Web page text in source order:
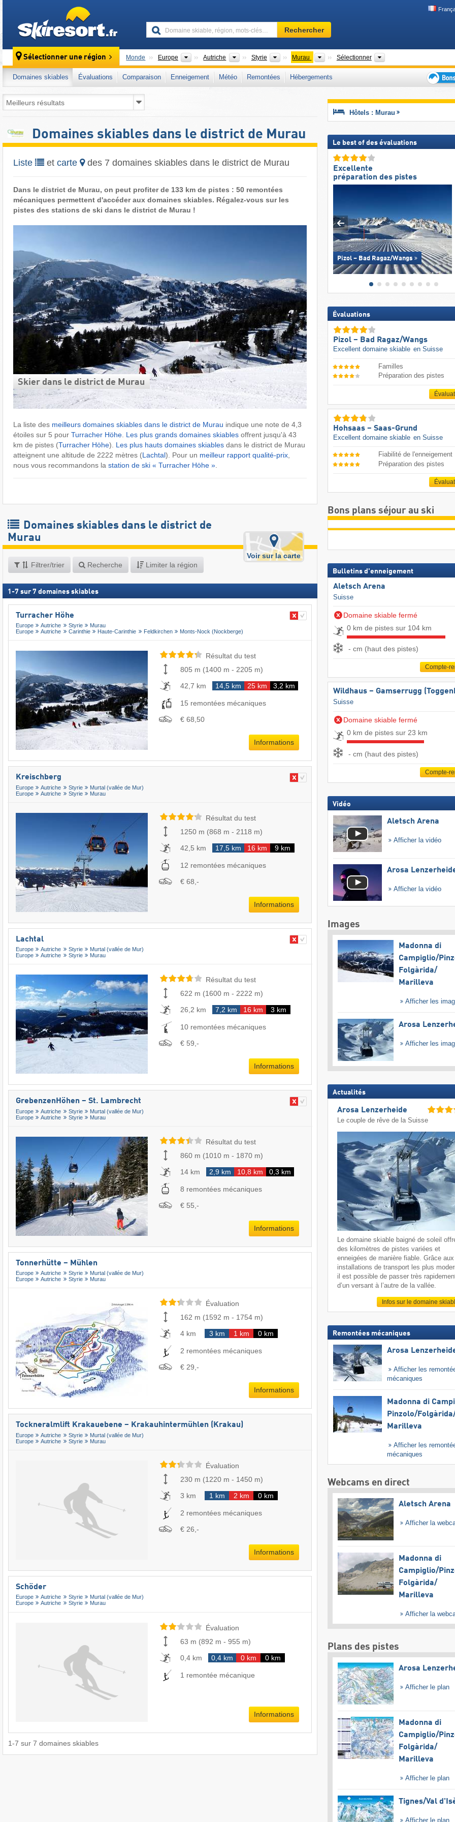
Domaine
skiable,
mots-
clés…
Rechercher
Sélectionner une région Monde Europe Continents
Autriche PaysStyrie États fédérés (Bundesländer)
Murau Districts
Sélectionner
Domaines skiables Évaluations Comparaison Enneigement Météo Remontées
Hébergements
plans
Domaines skiables dans le district de Murau
Liste et carte des 7 domaines skiables dans le district de Murau
Dans le district de Murau, on peut profiter de 133 km de pistes : 50 remontées
mécaniques permettent d'accéder aux domaines skiables. Régalez-vous sur les
pistes des stations de ski dans le district de Murau !
Skier dans le district de Murau
La liste des meilleurs domaines skiables dans le district de Murau indique une note de 4,3
étoiles sur 5 pour Turracher Höhe Les plus grands domaines skiables offrent jusqu'à 43
km de pistes (Turracher Höhe). Les plus hauts domaines skiables dans le district de Murau
atteignent une altitude de 2222 mètres (Lachtal). Pour un meilleur rapport qualité-prix
nous vous recommandons la station de ski « Turracher Höhe »
Domaines skiables dans le district de
Murau
Filtrer/trier Recherche Limiter la région
Voir sur la carte
1 -7 sur7 domaines skiables
Turracher Höhe
Europe Autriche Styrie
Murau
Europe
Autriche Carinthie Haute-Carinthie Feldkirchen Monts-Nock (Nockberge)
Résultat du test
805 m (1400 m - 2205 m)
42,7 km
14,5 km 25 km 3,2 km
15 remontées mécaniques
€ 68,50
Informations
Kreischberg
Europe Autriche Styrie
Murtal (vallée de Mur)
Europe
Autriche Styrie Murau
Résultat du test
1250 m (868 m - 2118 m)
42,5 km
17,5 km 16 km 9 km
12 remontées mécaniques
€ 68,-
Informations
Lachtal
Europe Autriche Styrie
Murtal (vallée de Mur)
Europe
Autriche Styrie Murau
Résultat du test
622 m (1600 m - 2222 m)
26,2 km
7,2 km 16 km 3 km
10 remontées mécaniques
€ 59,-
Informations
GrebenzenHöhen – St. Lambrecht
Europe Autriche Styrie
Murtal (vallée de Mur)
Europe
Autriche Styrie Murau
Résultat du test
860 m (1010 m - 1870 m)
14 km
2,9 km 10,8 km 0,3 km
8 remontées mécaniques
€ 55,-
Informations
Tonnerhütte – Mühlen
Europe Autriche Styrie
Murtal (vallée de Mur)
Europe
Autriche Styrie Murau
Évaluation
162 m (1592 m - 1754 m)
4 km
3 km 1 km 0 km
2 remontées mécaniques
€ 29,-
Informations
Tockneralmlift Krakauebene – Krakauhintermühlen (Krakau)
Europe Autriche Styrie
Murtal (vallée de Mur)
Europe
Autriche Styrie Murau
Évaluation
230 m (1220 m - 1450 m)
3 km
1 km 2 km 0 km
2 remontées mécaniques
€ 26,-
Informations
Schöder
Europe Autriche Styrie
Murtal (vallée de Mur)
Europe
Autriche Styrie Murau
Évaluation
63 m (892 m - 955 m)
0,4 km
0,4 km 0 km 0 km
1 remontée mécanique
Informations
1-7 sur 7 domaines skiables
Hôtels : Murau
Le best of des évaluations
Excellente
préparation des pistes
Pizol – Bad Ragaz/​Wangs
Évaluations
Pizol – Bad Ragaz/​Wangs
Excellent domaine skiable en Suisse
Familles
Préparation des pistes
Hohsaas – Saas-Grund
Excellent domaine skiable en Suisse
Fiabilité de l'enneigement
Préparation des pistes
Bons plans séjour au ski
Bulletins d'enneigement
Aletsch Arena
Suisse
Domaine skiable fermé
0 km de pistes sur 104 km
- cm (haut des pistes)
Compte-
Wildhaus – Gamserrugg
Suisse
Domaine skiable fermé
0 km de pistes sur 23 km
- cm (haut des pistes)
Compte-
Vidéo
Aletsch Arena
Afficher la vidéo
Arosa
Afficher la vidéo
Images
Madonna di
Campiglio/​
Folgàrida/​
Marilleva
Afficher les
Arosa
Afficher les
Actualités
Arosa Lenzerheide
Le couple de rêve de la Suisse
Le domaine skiable baigné de soleil
des kilomètres de pistes variées et
enneigées de manière fiable. Grâce aux
installations de transport les plus
il est possible de passer très
d’un versant à l’autre de la vallée.
Infos sur le domaine
Remontées mécaniques
Arosa
Afficher les
mécaniques
Madonna di
Pinzolo/​
Marilleva
Afficher les
mécaniques
Webcams en direct
Aletsch Arena
Afficher la
Madonna di
Campiglio/​
Folgàrida/​
Marilleva
Afficher la
Plans des pistes
Arosa
Afficher le plan
Madonna di
Campiglio/​
Folgàrida/​
Marilleva
Afficher le plan
Tignes/​Val
Afficher le plan